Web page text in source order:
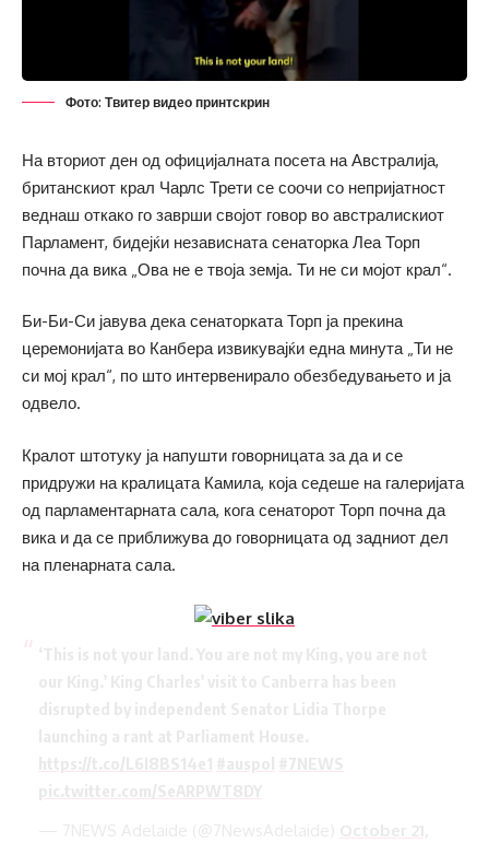
Фото: Твитер видео принтскрин
На вториот ден од официјалната посета на Австралија,
британскиот крал Чарлс Трети се соочи со непријатност
веднаш откако го заврши својот говор во австралискиот
Парламент, бидејќи независната сенаторка Леа Торп
почна да вика „Ова не е твоја земја. Ти не си мојот крал“.
Би-Би-Си јавува дека сенаторката Торп ја прекина
церемонијата во Канбера извикувајќи една минута „Ти не
си мој крал“, по што интервенирало обезбедувањето и ја
одвело.
Кралот штотуку ја напушти говорницата за да и се
придружи на кралицата Камила, која седеше на галеријата
од парламентарната сала, кога сенаторот Торп почна да
вика и да се приближува до говорницата од задниот дел
на пленарната сала.